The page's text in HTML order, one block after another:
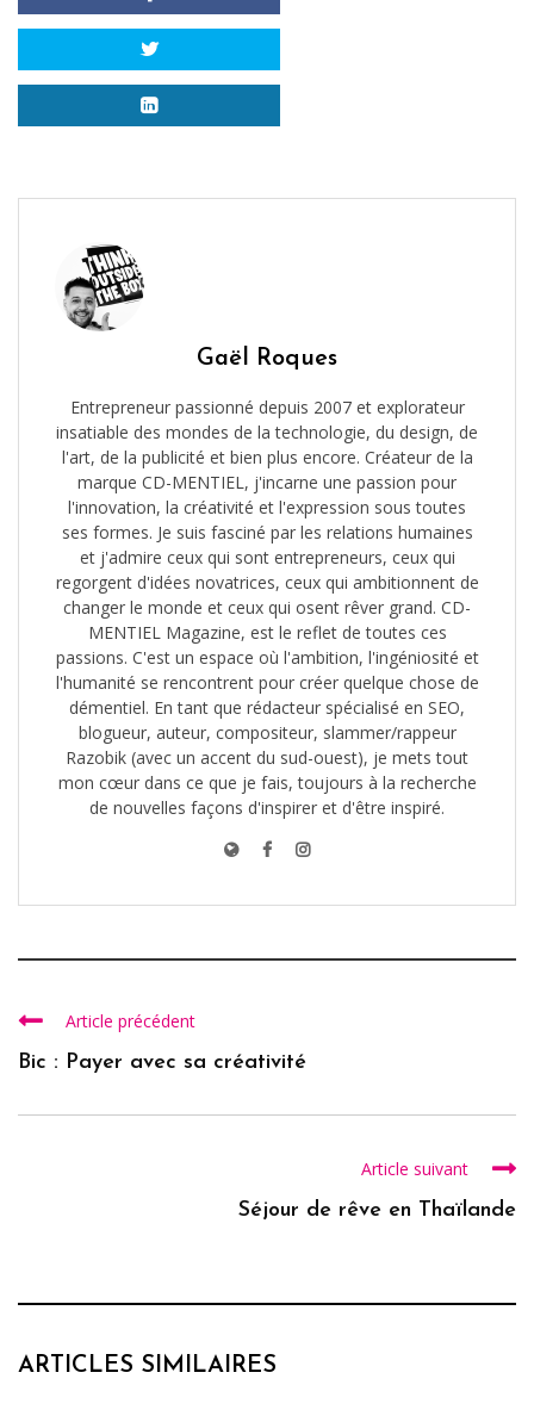
Gaël Roques
Entrepreneur passionné depuis 2007 et explorateur
insatiable des mondes de la technologie, du design, de
l'art, de la publicité et bien plus encore. Créateur de la
marque CD-MENTIEL, j'incarne une passion pour
l'innovation, la créativité et l'expression sous toutes
ses formes. Je suis fasciné par les relations humaines
et j'admire ceux qui sont entrepreneurs, ceux qui
regorgent d'idées novatrices, ceux qui ambitionnent de
changer le monde et ceux qui osent rêver grand. CD-
MENTIEL Magazine, est le reflet de toutes ces
passions. C'est un espace où l'ambition, l'ingéniosité et
l'humanité se rencontrent pour créer quelque chose de
démentiel. En tant que rédacteur spécialisé en SEO,
blogueur, auteur, compositeur, slammer/rappeur
Razobik (avec un accent du sud-ouest), je mets tout
mon cœur dans ce que je fais, toujours à la recherche
de nouvelles façons d'inspirer et d'être inspiré.
Article précédent
Bic : Payer avec sa créativité
Article suivant
Séjour de rêve en Thaïlande
ARTICLES SIMILAIRES